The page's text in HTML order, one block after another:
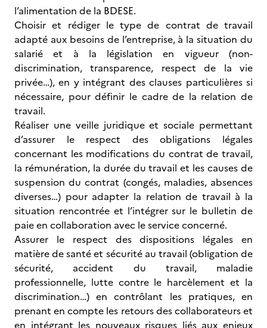
l’alimentation de la BDESE.
Choisir et rédiger le type de contrat de travail
adapté aux besoins de l’entreprise, à la situation du
salarié et à la législation en vigueur (non-
discrimination, transparence, respect de la vie
privée…), en y intégrant des clauses particulières si
nécessaire, pour définir le cadre de la relation de
travail.
Réaliser une veille juridique et sociale permettant
d’assurer le respect des obligations légales
concernant les modifications du contrat de travail,
la rémunération, la durée du travail et les causes de
suspension du contrat (congés, maladies, absences
diverses…) pour adapter la relation de travail à la
situation rencontrée et l’intégrer sur le bulletin de
paie en collaboration avec le service concerné.
Assurer le respect des dispositions légales en
matière de santé et sécurité au travail (obligation de
sécurité, accident du travail, maladie
professionnelle, lutte contre le harcèlement et la
discrimination…) en contrôlant les pratiques, en
prenant en compte les retours des collaborateurs et
en intégrant les nouveaux risques liés aux enjeux